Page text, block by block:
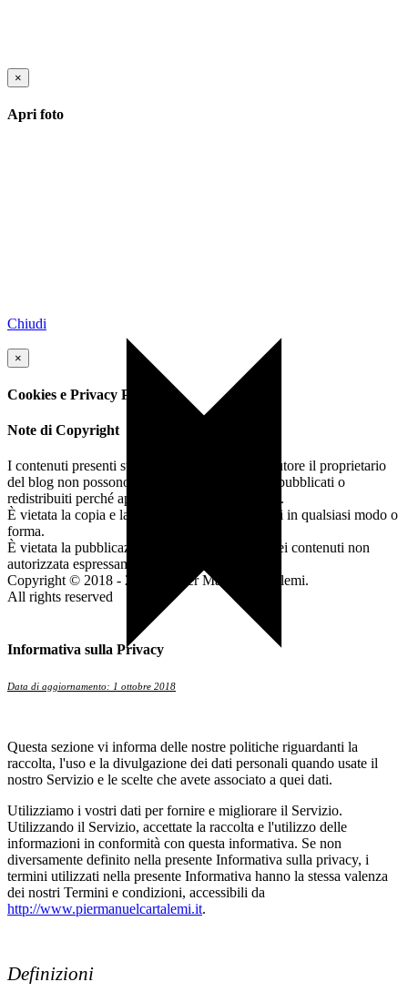
×
Apri foto
Chiudi
×
Cookies e Privacy Policy
Note di Copyright
I contenuti presenti su questo blog dei quali è autore il proprietario
del blog non possono essere copiati, riprodotti, pubblicati o
redistribuiti perché appartenenti all'autore stesso.
È vietata la copia e la riproduzione dei contenuti in qualsiasi modo o
forma.
È vietata la pubblicazione e la redistribuzione dei contenuti non
autorizzata espressamente dall’autore.
Copyright © 2018 - 2026 by Pier Manuel Cartalemi.
All rights reserved
Informativa sulla Privacy
Data di aggiornamento: 1 ottobre 2018
Questa sezione vi informa delle nostre politiche riguardanti la
raccolta, l'uso e la divulgazione dei dati personali quando usate il
nostro Servizio e le scelte che avete associato a quei dati.
Utilizziamo i vostri dati per fornire e migliorare il Servizio.
Utilizzando il Servizio, accettate la raccolta e l'utilizzo delle
informazioni in conformità con questa informativa. Se non
diversamente definito nella presente Informativa sulla privacy, i
termini utilizzati nella presente Informativa hanno la stessa valenza
dei nostri Termini e condizioni, accessibili da
http://www.piermanuelcartalemi.it.
Definizioni